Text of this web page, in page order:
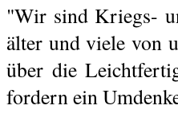
"Wir sind Kriegs-
älter und viele von
über die
fordern ein